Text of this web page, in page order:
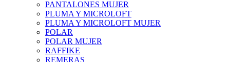
PANTALONES MUJER
PLUMA Y MICROLOFT
PLUMA Y MICROLOFT MUJER
POLAR
POLAR MUJER
RAFFIKE
REMERAS